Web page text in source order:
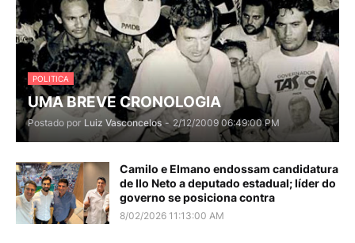
POLITICA
UMA BREVE CRONOLOGIA
Postado por Luiz Vasconcelos - 2/12/2009 06:49:00 PM
Camilo e Elmano endossam candidatura
de Ilo Neto a deputado estadual; líder do
governo se posiciona contra
8/02/2026 11:13:00 AM